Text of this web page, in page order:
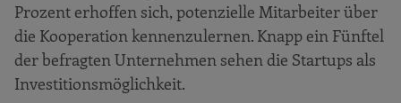
Prozent erhoffen sich, potenzielle Mitarbeiter über
die Kooperation kennenzulernen. Knapp ein Fünftel
der befragten Unternehmen sehen die Startups als
Investitionsmöglichkeit.